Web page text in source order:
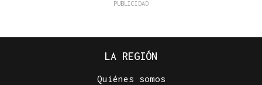
LA REGIÓN
Quiénes somos